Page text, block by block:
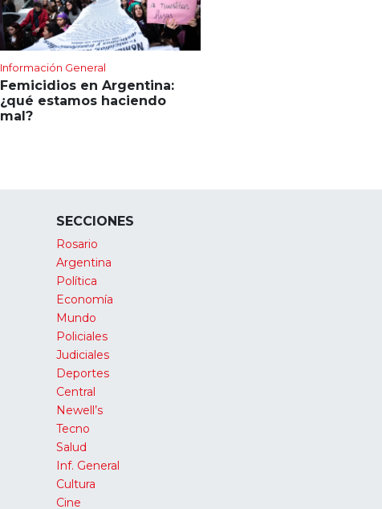
Información General
Femicidios en Argentina:
¿qué estamos haciendo
mal?
SECCIONES
Rosario
Argentina
Política
Economía
Mundo
Policiales
Judiciales
Deportes
Central
Newell’s
Tecno
Salud
Inf. General
Cultura
Cine